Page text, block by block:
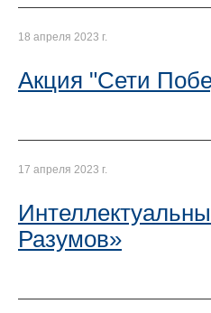
18 апреля 2023 г.
Акция "Сети
17 апреля 2023 г.
Разумов»